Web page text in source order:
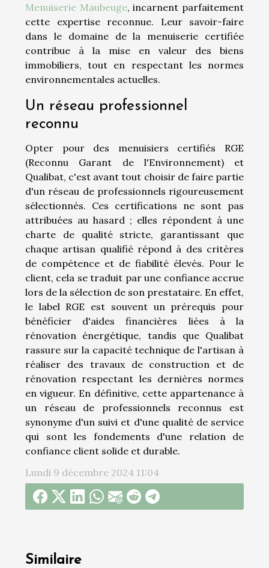
Menuiserie Maubeuge, incarnent parfaitement
cette expertise reconnue. Leur savoir-faire
dans le domaine de la menuiserie certifiée
contribue à la mise en valeur des biens
immobiliers, tout en respectant les normes
environnementales actuelles.
Un réseau professionnel
reconnu
Opter pour des menuisiers certifiés RGE
(Reconnu Garant de l'Environnement) et
Qualibat, c'est avant tout choisir de faire partie
d'un réseau de professionnels rigoureusement
sélectionnés. Ces certifications ne sont pas
attribuées au hasard ; elles répondent à une
charte de qualité stricte, garantissant que
chaque artisan qualifié répond à des critères
de compétence et de fiabilité élevés. Pour le
client, cela se traduit par une confiance accrue
lors de la sélection de son prestataire. En effet,
le label RGE est souvent un prérequis pour
bénéficier d'aides financières liées à la
rénovation énergétique, tandis que Qualibat
rassure sur la capacité technique de l'artisan à
réaliser des travaux de construction et de
rénovation respectant les dernières normes
en vigueur. En définitive, cette appartenance à
un réseau de professionnels reconnus est
synonyme d'un suivi et d'une qualité de service
qui sont les fondements d'une relation de
confiance client solide et durable.
Lundi 9 décembre 2024 11:04
Similaire